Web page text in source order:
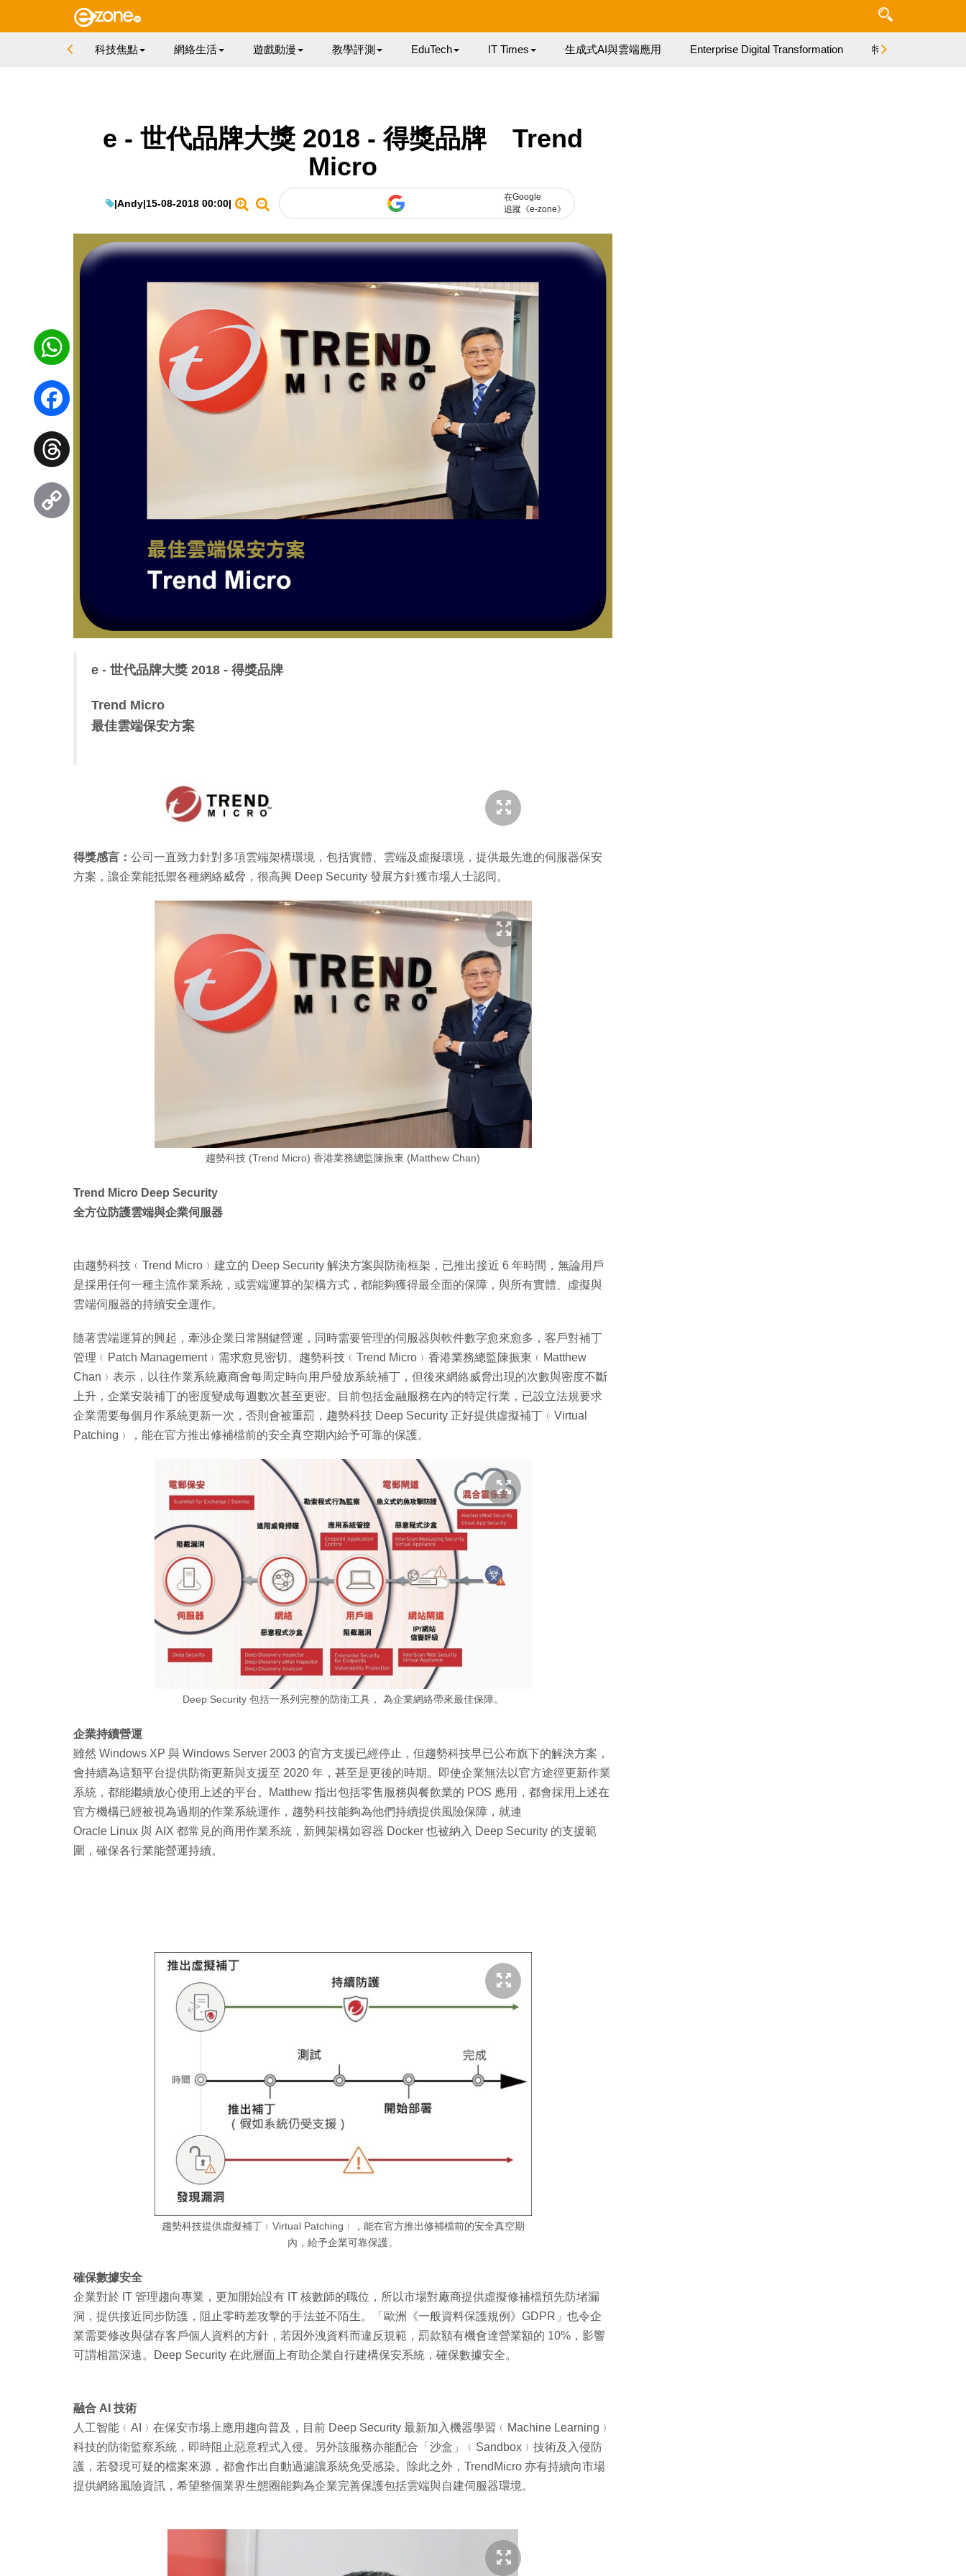
科技焦點 網絡生活 遊戲動漫 教學評測 EduTech IT Times 生成式AI與雲端應用 Enterprise Digital Transformation 特集
e - 世代品牌大獎 2018 - 得獎品牌 Trend
Micro
|Andy|15-08-2018 00:00|
在Google
追蹤《e-zone》
e - 世代品牌大獎 2018 - 得獎品牌
Trend Micro
最佳雲端保安方案
得獎感言： 公司一直致力針對多項雲端架構環境，包括實體、雲端及虛擬環境，提供最先進的伺服器保安
方案，讓企業能抵禦各種網絡威脅，很高興 Deep Security 發展方針獲市場人士認同。
趨勢科技 (Trend Micro) 香港業務總監陳振東 (Matthew Chan)
Trend Micro Deep Security
全方位防護雲端與企業伺服器
由趨勢科技﹙Trend Micro﹚建立的 Deep Security 解決方案與防衛框架，已推出接近 6 年時間，無論用戶
是採用任何一種主流作業系統，或雲端運算的架構方式，都能夠獲得最全面的保障，與所有實體、虛擬與
雲端伺服器的持續安全運作。
隨著雲端運算的興起，牽涉企業日常關鍵營運，同時需要管理的伺服器與軟件數字愈來愈多，客戶對補丁
管理﹙Patch Management﹚需求愈見密切。趨勢科技﹙Trend Micro﹚香港業務總監陳振東﹙Matthew
Chan﹚表示，以往作業系統廠商會每周定時向用戶發放系統補丁，但後來網絡威脅出現的次數與密度不斷
上升，企業安裝補丁的密度變成每週數次甚至更密。目前包括金融服務在內的特定行業，已設立法規要求
企業需要每個月作系統更新一次，否則會被重罰，趨勢科技 Deep Security 正好提供虛擬補丁﹙Virtual
Patching﹚，能在官方推出修補檔前的安全真空期內給予可靠的保護。
Deep Security 包括一系列完整的防衛工具， 為企業網絡帶來最佳保障。
企業持續營運
雖然 Windows XP 與 Windows Server 2003 的官方支援已經停止，但趨勢科技早已公布旗下的解決方案，
會持續為這類平台提供防衛更新與支援至 2020 年，甚至是更後的時期。即使企業無法以官方途徑更新作業
系統，都能繼續放心使用上述的平台。Matthew 指出包括零售服務與餐飲業的 POS 應用，都會採用上述在
官方機構已經被視為過期的作業系統運作，趨勢科技能夠為他們持續提供風險保障，就連
Oracle Linux 與 AIX 都常見的商用作業系統，新興架構如容器 Docker 也被納入 Deep Security 的支援範
圍，確保各行業能營運持續。
趨勢科技提供虛擬補丁﹙Virtual Patching﹚，能在官方推出修補檔前的安全真空期
內，給予企業可靠保護。
確保數據安全
企業對於 IT 管理趨向專業，更加開始設有 IT 核數師的職位，所以市場對廠商提供虛擬修補檔預先防堵漏
洞，提供接近同步防護，阻止零時差攻擊的手法並不陌生。「歐洲《一般資料保護規例》GDPR」也令企
業需要修改與儲存客戶個人資料的方針，若因外洩資料而違反規範，罰款額有機會達營業額的 10%，影響
可謂相當深遠。Deep Security 在此層面上有助企業自行建構保安系統，確保數據安全。
融合 AI 技術
人工智能﹙AI﹚在保安市場上應用趨向普及，目前 Deep Security 最新加入機器學習﹙Machine Learning﹚
科技的防衛監察系統，即時阻止惡意程式入侵。另外該服務亦能配合「沙盒」﹙Sandbox﹚技術及入侵防
護，若發現可疑的檔案來源，都會作出自動過濾讓系統免受感染。除此之外，TrendMicro 亦有持續向市場
提供網絡風險資訊，希望整個業界生態圈能夠為企業完善保護包括雲端與自建伺服器環境。
WhatsApp
Facebook
Threads